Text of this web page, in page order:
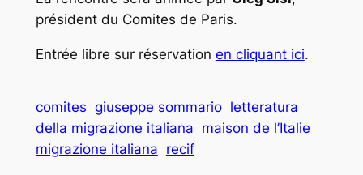
président du Comites de Paris.
Entrée libre sur réservation en cliquant ici.
comites giuseppe sommario letteratura
della migrazione italiana maison de l’Italie
migrazione italiana recif